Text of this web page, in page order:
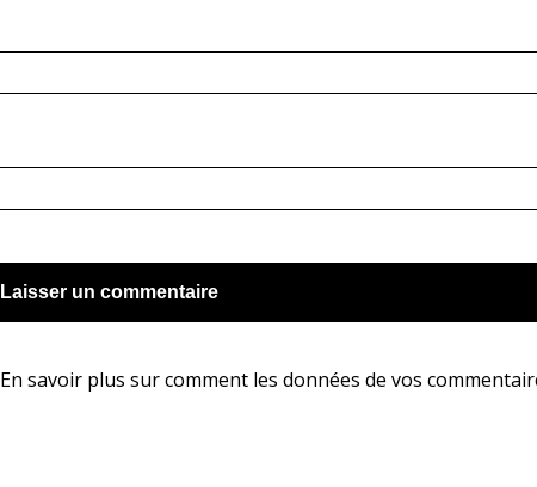
En savoir plus sur comment les données de vos